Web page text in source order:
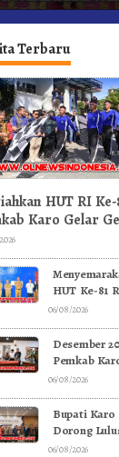
Terbaru
HUT RI Ke-
Karo Gelar
Kemerdekaan.!
HUT Ke-81
Pemkab Karo
Olahraga
06/08/2026
Desember
Pemkab
Serahkan Aset
Ke
GBKP
06/08/2026
Bupati Karo
Dorong
Universitas
06/08/2026